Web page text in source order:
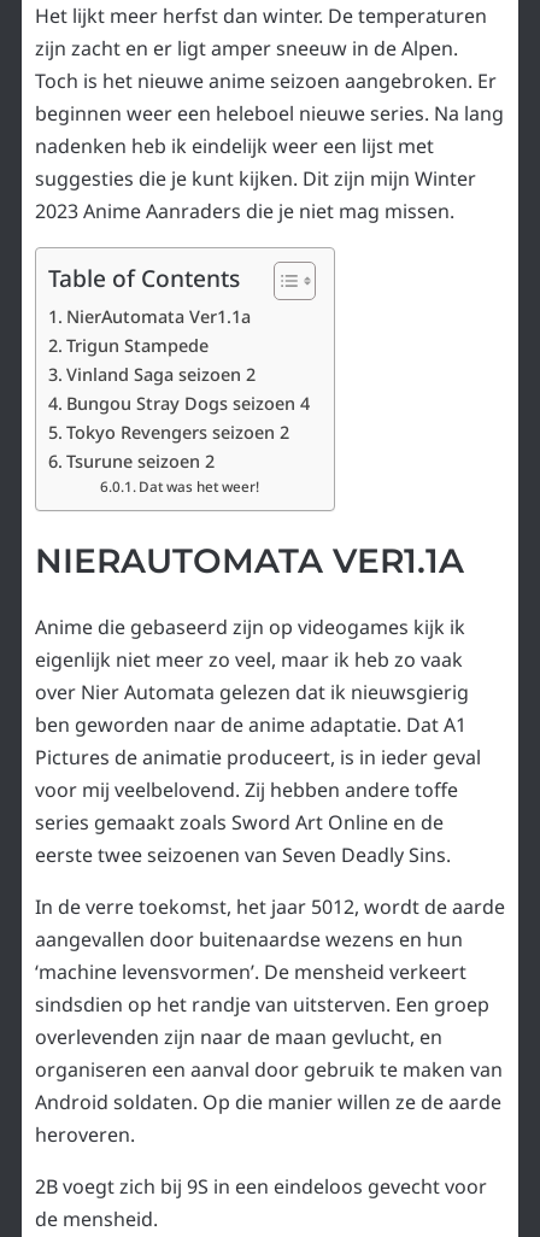
Het lijkt meer herfst dan winter. De temperaturen
zijn zacht en er ligt amper sneeuw in de Alpen.
Toch is het nieuwe anime seizoen aangebroken. Er
beginnen weer een heleboel nieuwe series. Na lang
nadenken heb ik eindelijk weer een lijst met
suggesties die je kunt kijken. Dit zijn mijn Winter
2023 Anime Aanraders die je niet mag missen.
Table of Contents
NierAutomata Ver1.1a
Trigun Stampede
Vinland Saga seizoen 2
Bungou Stray Dogs seizoen 4
Tokyo Revengers seizoen 2
Tsurune seizoen 2
Dat was het weer!
NIERAUTOMATA VER1.1A
Anime die gebaseerd zijn op videogames kijk ik
eigenlijk niet meer zo veel, maar ik heb zo vaak
over Nier Automata gelezen dat ik nieuwsgierig
ben geworden naar de anime adaptatie. Dat A1
Pictures de animatie produceert, is in ieder geval
voor mij veelbelovend. Zij hebben andere toffe
series gemaakt zoals Sword Art Online en de
eerste twee seizoenen van Seven Deadly Sins.
In de verre toekomst, het jaar 5012, wordt de aarde
aangevallen door buitenaardse wezens en hun
‘machine levensvormen’. De mensheid verkeert
sindsdien op het randje van uitsterven. Een groep
overlevenden zijn naar de maan gevlucht, en
organiseren een aanval door gebruik te maken van
Android soldaten. Op die manier willen ze de aarde
heroveren.
2B voegt zich bij 9S in een eindeloos gevecht voor
de mensheid.